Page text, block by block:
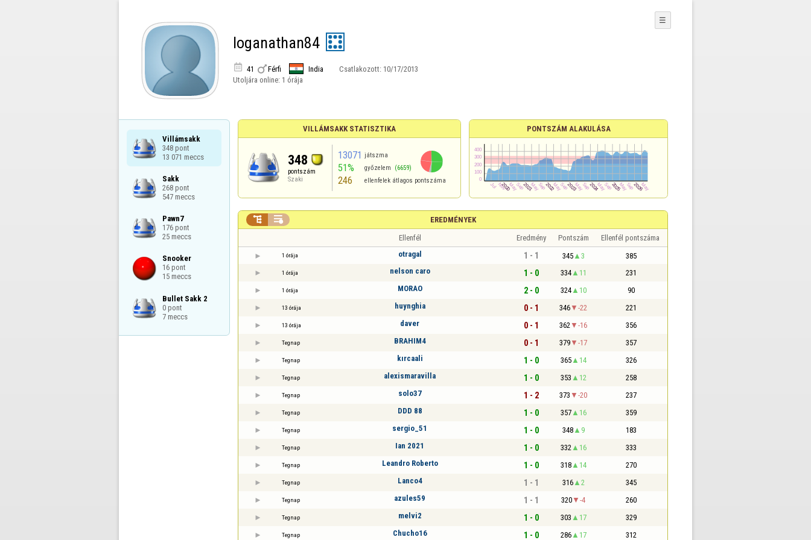
loganathan84
 41 Férfi India Csatlakozott: 10/17/2013
Utoljára online: 1 órája
☰
Villámsakk
348 pont
13 071 meccs
Sakk
268 pont
547 meccs
Pawn7
176 pont
25 meccs
Snooker
16 pont
15 meccs
Bullet Sakk 2
0 pont
7 meccs
VILLÁMSAKK STATISZTIKA
348
pontszám
Szaki
13071 játszma
51% győzelem (6659)
246 ellenfelek átlagos pontszáma
PONTSZÁM ALAKULÁSA
EREDMÉNYEK
 
Ellenfél Eredmény Pontszám Ellenfél pontszáma
1 órája otragal 1 - 1 345 3 385
1 órája nelson caro 1 - 0 334 11 231
1 órája MORAO 2 - 0 324 10 90
13 órája huynghia 0 - 1 346 -22 221
13 órája daver 0 - 1 362 -16 356
Tegnap BRAHIM4 0 - 1 379 -17 357
Tegnap kırcaali 1 - 0 365 14 326
Tegnap alexismaravilla 1 - 0 353 12 258
Tegnap solo37 1 - 2 373 -20 237
Tegnap DDD 88 1 - 0 357 16 359
Tegnap sergio_51 1 - 0 348 9 183
Tegnap Ian 2021 1 - 0 332 16 333
Tegnap Leandro Roberto 1 - 0 318 14 270
Tegnap Lanco4 1 - 1 316 2 345
Tegnap azules59 1 - 1 320 -4 260
Tegnap melvi2 1 - 0 303 17 329
Tegnap Chucho16 1 - 0 286 17 312